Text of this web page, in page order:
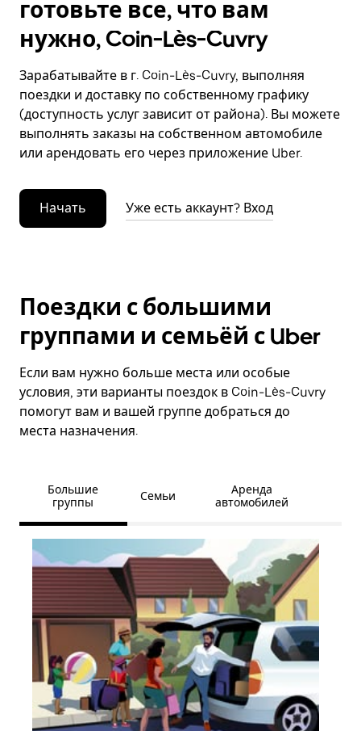
готовьте все, что вам
нужно, Coin-Lès-Cuvry
Зарабатывайте в г. Coin-Lès-Cuvry, выполняя
поездки и доставку по собственному графику
(доступность услуг зависит от района). Вы можете
выполнять заказы на собственном автомобиле
или арендовать его через приложение Uber.
Начать Уже есть аккаунт? Вход
Поездки с большими
группами и семьёй с Uber
Если вам нужно больше места или особые
условия, эти варианты поездок в Coin-Lès-Cuvry
помогут вам и вашей группе добраться до
места назначения.
Большие
группы
Семьи
Аренда
автомобилей